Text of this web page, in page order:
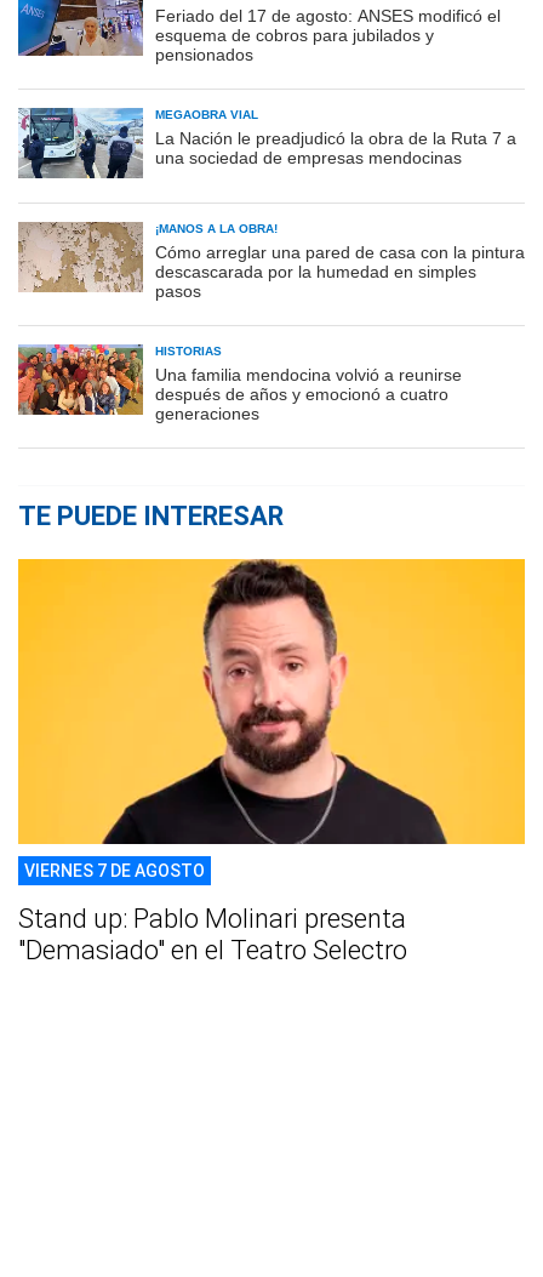
Feriado del 17 de agosto: ANSES modificó el
esquema de cobros para jubilados y
pensionados
MEGAOBRA VIAL
La Nación le preadjudicó la obra de la Ruta 7 a
una sociedad de empresas mendocinas
¡MANOS A LA OBRA!
Cómo arreglar una pared de casa con la pintura
descascarada por la humedad en simples
pasos
HISTORIAS
Una familia mendocina volvió a reunirse
después de años y emocionó a cuatro
generaciones
TE PUEDE INTERESAR
VIERNES 7 DE AGOSTO
Stand up: Pablo Molinari presenta
"Demasiado" en el Teatro Selectro